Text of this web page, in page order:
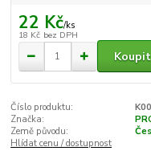
22 Kč/ks
18 Kč bez DPH
Koupit
Číslo produktu:
Značka:
Země původu:
Hlídat cenu / dostupnost